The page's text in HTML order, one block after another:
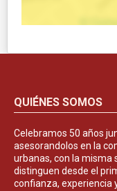
QUIÉNES SOMOS
Celebramos 50 años
asesorandolos en la
urbanas, con la misma
distinguen desde el
confianza, experiencia